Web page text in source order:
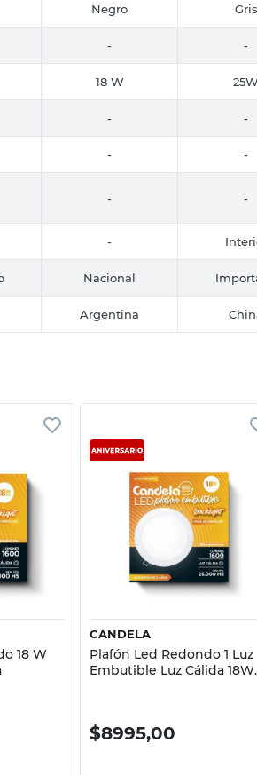
Negro Gris
- -
18 W 25W
- -
- -
- -
-
Nacional
Argentina
18 W
Vista rápida
CANDELA
Plafón Led Redondo 1 Luz
Embutible Luz Cálida 18W
$8995,00